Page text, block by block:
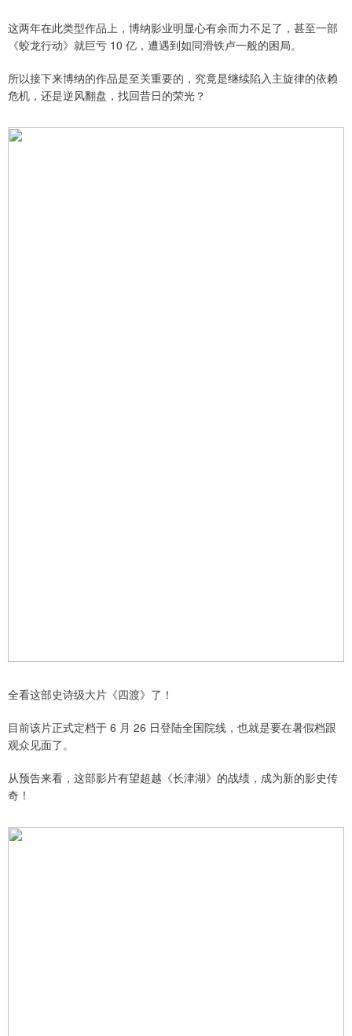
这两年在此类型作品上，博纳影业明显心有余而力不足了，甚至一部
《蛟龙行动》就巨亏 10 亿，遭遇到如同滑铁卢一般的困局。
所以接下来博纳的作品是至关重要的，究竟是继续陷入主旋律的依赖
危机，还是逆风翻盘，找回昔日的荣光？
全看这部史诗级大片《四渡》了！
目前该片正式定档于 6 月 26 日登陆全国院线，也就是要在暑假档跟
观众见面了。
从预告来看，这部影片有望超越《长津湖》的战绩，成为新的影史传
奇！